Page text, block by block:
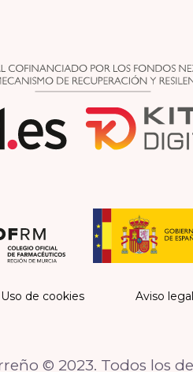
Uso de cookies Aviso legal
© 2023. Todos los